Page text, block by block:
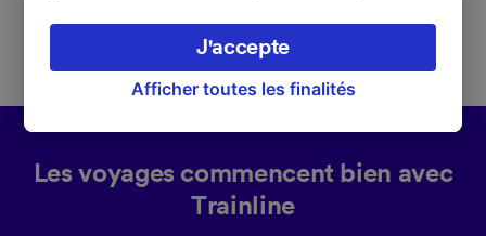
Les voyages commencent bien avec
Trainline
préférences, notamment en exerçant votre
droit d’opposition à l’intérêt légitime, en
cliquant ci-dessous ou à tout moment sur la
et n’affecteront pas les données de navigation.
Vos données ne seront pas utilisées à des fins
de traçage si vous nous avez demandé de ne
Afficher toutes les finalités
J'accepte